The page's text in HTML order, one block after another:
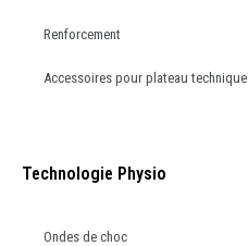
Renforcement
Accessoires pour plateau technique
Technologie Physio
Ondes de choc